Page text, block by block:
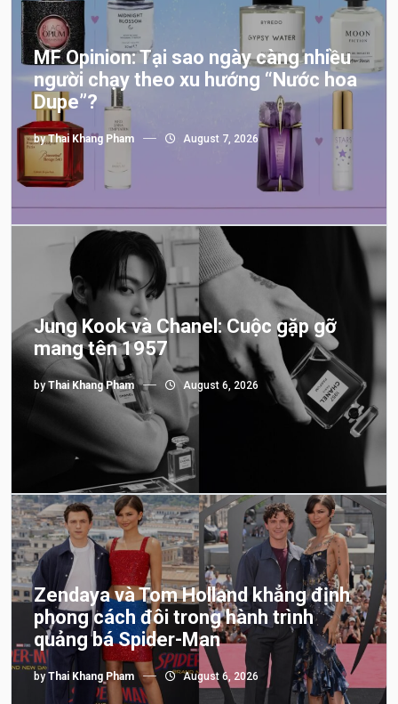
MF Opinion: Tại sao ngày càng nhiều
người chạy theo xu hướng “Nước hoa
Dupe”?
byThai Khang Pham August 7, 2026
Jung Kook và Chanel: Cuộc gặp gỡ
mang tên 1957
byThai Khang Pham August 6, 2026
Zendaya và Tom Holland khẳng định
phong cách đôi trong hành trình
quảng bá Spider-Man
by Thai Khang Pham August 6, 2026